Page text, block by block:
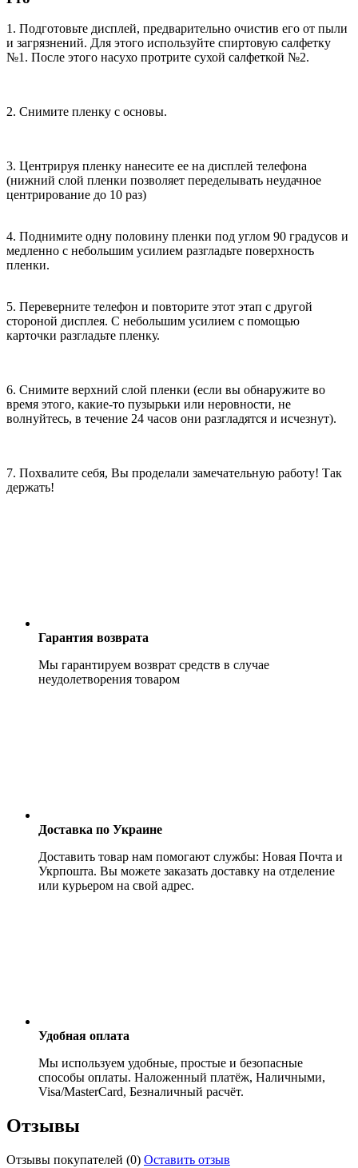
1. Подготовьте дисплей, предварительно очистив его от пыли
и загрязнений. Для этого используйте спиртовую салфетку
№1. После этого насухо протрите сухой салфеткой №2.
2. Снимите пленку с основы.
3. Центрируя пленку нанесите ее на дисплей телефона
(нижний слой пленки позволяет переделывать неудачное
центрирование до 10 раз)
4. Поднимите одну половину пленки под углом 90 градусов и
медленно с небольшим усилием разгладьте поверхность
пленки.
5. Переверните телефон и повторите этот этап с другой
стороной дисплея. С небольшим усилием с помощью
карточки разгладьте пленку.
6. Снимите верхний слой пленки (если вы обнаружите во
время этого, какие-то пузырьки или неровности, не
волнуйтесь, в течение 24 часов они разгладятся и исчезнут).
7. Похвалите себя, Вы проделали замечательную работу! Так
держать!
Гарантия возврата
Мы гарантируем возврат средств в случае
неудолетворения товаром
Доставка по Украине
Доставить товар нам помогают службы: Новая Почта и
Укрпошта. Вы можете заказать доставку на отделение
или курьером на свой адрес.
Удобная оплата
Мы используем удобные, простые и безопасные
способы оплаты. Наложенный платёж, Наличными,
Visa/MasterCard, Безналичный расчёт.
Отзывы
Отзывы покупателей (0) Оставить отзыв